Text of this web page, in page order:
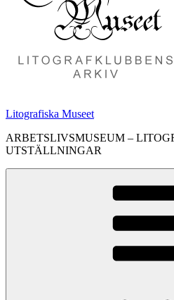
Litografiska Museet
ARBETSLIVSMUSEUM –
UTSTÄLLNINGAR